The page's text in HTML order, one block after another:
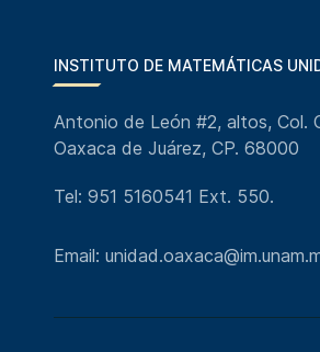
INSTITUTO DE MATEMÁTICAS
Antonio de León #2, altos, Col.
Oaxaca de Juárez, CP. 68000
Tel: 951 5160541 Ext. 550.
Email: